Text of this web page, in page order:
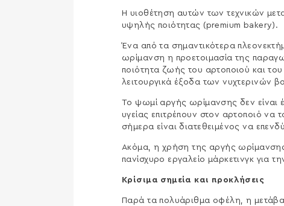
Η υιοθέτηση αυτών των τεχνικών
υψηλής ποιότητας (premium bakery).
Ένα από τα σημαντικότερα
ωρίμανση η προετοιμασία της
ποιότητα ζωής του αρτοποιού και
λειτουργικά έξοδα των νυχτερινών
Το ψωμί αργής ωρίμανσης δεν είναι
υγείας επιτρέπουν στον αρτοποιό
σήμερα είναι διατεθειμένος να
Ακόμα, η χρήση της αργής ωρίμανσης
πανίσχυρο εργαλείο μάρκετινγκ για
Κρίσιμα σημεία και προκλήσεις
Παρά τα πολυάριθμα οφέλη, η